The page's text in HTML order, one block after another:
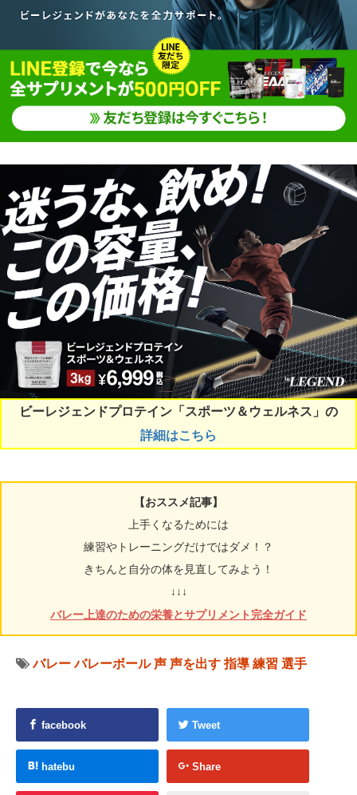
ビーレジェンドプロテイン「スポーツ＆ウェルネス」の
詳細はこちら
【おススメ記事】
上手くなるためには
練習やトレーニングだけではダメ！？
きちんと自分の体を見直してみよう！
↓↓↓
バレー上達のための栄養とサプリメント完全ガイド
バレー バレーボール 声 声を出す 指導 練習 選手
facebook Tweet
hatebu Share